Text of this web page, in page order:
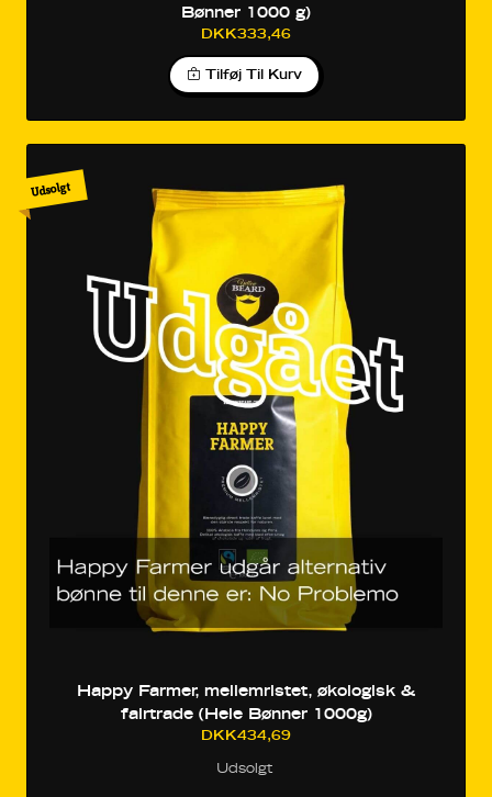
Bønner 1000 g)
DKK333,46
Tilføj Til Kurv
Udsolgt
Happy Farmer, mellemristet, økologisk &
fairtrade (Hele Bønner 1000g)
DKK434,69
Udsolgt